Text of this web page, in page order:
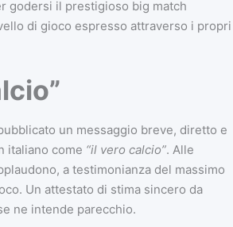
godersi il prestigioso big match
di gioco espresso attraverso i propri
un messaggio breve, diretto e
italiano come “il vero calcio”. Alle
a testimonianza del massimo
Un attestato di stima sincero da
ne intende parecchio.